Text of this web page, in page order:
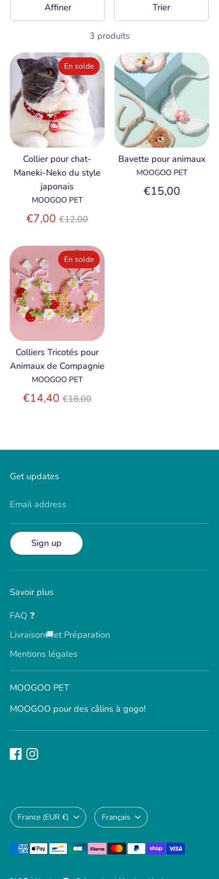
Affiner Trier
3 produits
Collier pour chat-
Maneki-Neko du style
japonais
MOOGOO PET
€7,00 Prix
€12,00
En solde
Bavette pour animaux
MOOGOO PET
€15,00
Colliers Tricotés pour
Animaux de Compagnie
MOOGOO PET
€14,40 Prix
€18,00
En solde
Get updates
Email address
Sign up
Savoir plus
FAQ ❓
Livraison🚚et Préparation
Mentions légales
MOOGOO PET
MOOGOO pour des câlins à gogo!
Devise
France (EUR €) Langue
Français
Méthodes